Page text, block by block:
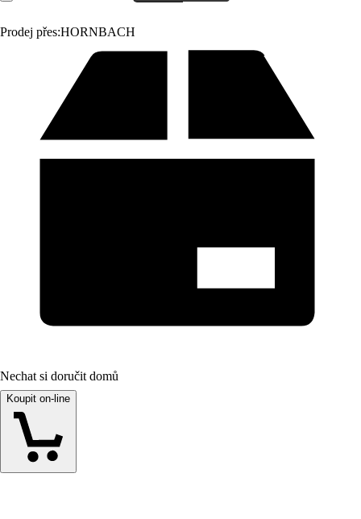
Prodej přes:HORNBACH
Nechat si doručit domů
Koupit on-line